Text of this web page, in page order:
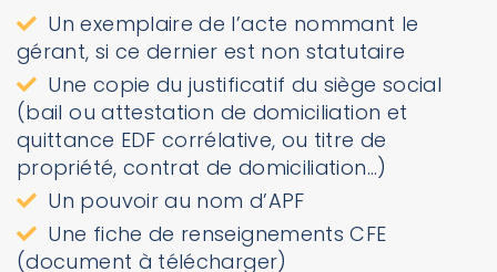
Un exemplaire de l’acte nommant le
gérant, si ce dernier est non statutaire
Une copie du justificatif du siège social
(bail ou attestation de domiciliation et
quittance EDF corrélative, ou titre de
propriété, contrat de domiciliation…)
Un pouvoir au nom d’APF
Une fiche de renseignements CFE
(document à télécharger)